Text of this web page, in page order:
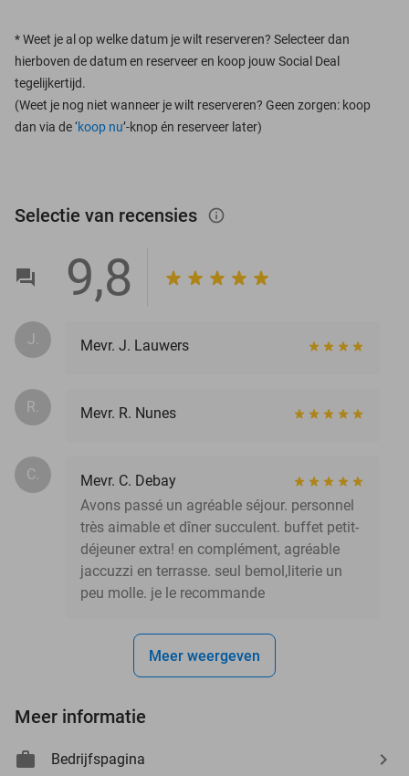
*Weet je al op welke datum je wilt reserveren? Selecteer dan
hierboven de datum en reserveer en koop jouw Social Deal
tegelijkertijd.
(Weet je nog niet wanneer je wilt reserveren? Geen zorgen: koop
dan via de ‘koop nu’-knop én reserveer later)
Selectie van recensies info_outlined
9,8
J. Mevr. J. Lauwers
R. Mevr. R. Nunes
C.
Mevr. C. Debay
Avons passé un agréable séjour. personnel
très aimable et dîner succulent. buffet petit-
déjeuner extra! en complément, agréable
jaccuzzi en terrasse. seul bemol,literie un
peu molle. je le recommande
Meer weergeven
Meer informatie
Bedrijfspagina